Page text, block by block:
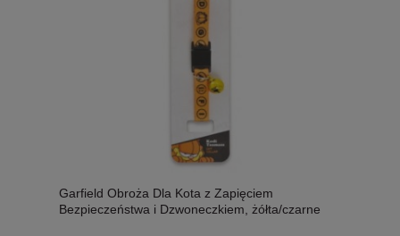
Garfield Obroża Dla Kota z Zapięciem
Bezpieczeństwa i Dzwoneczkiem, żółta/czarne